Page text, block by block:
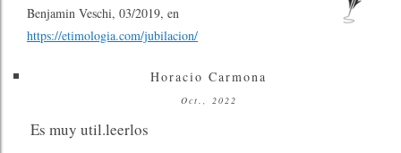
Benjamin Veschi, 03/2019, en
https://etimologia.com/jubilacion/
Horacio Carmona
Oct., 2022
Es muy util.leerlos